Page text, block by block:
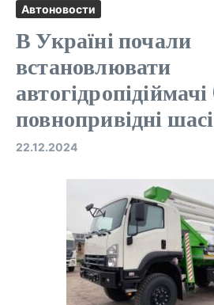
Автоновости
В Україні почали
встановлювати
повнопривідні
22.12.2024